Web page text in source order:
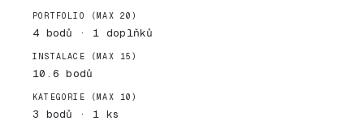
PORTFOLIO (MAX 20)
4 bodů · 1 doplňků
INSTALACE (MAX 15)
10.6 bodů
KATEGORIE (MAX 10)
3 bodů · 1 ks